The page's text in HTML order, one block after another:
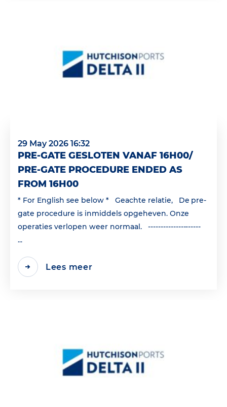
29 May 2026 16:32
PRE-GATE GESLOTEN VANAF 16H00/
PRE-GATE PROCEDURE ENDED AS
FROM 16H00
* For English see below * Geachte relatie, De pre-
gate procedure is inmiddels opgeheven. Onze
operaties verlopen weer normaal. ---------------------
...
Lees meer